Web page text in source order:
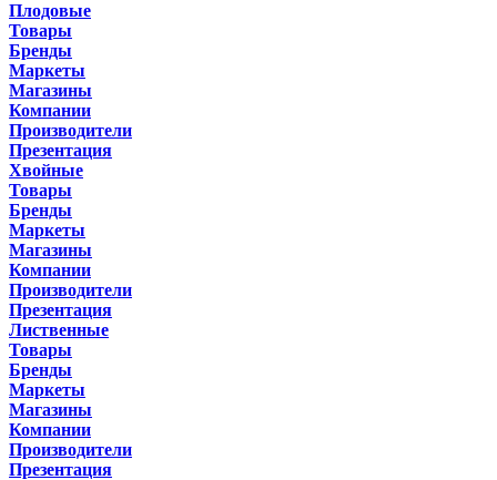
Плодовые
Товары
Бренды
Маркеты
Магазины
Компании
Производители
Презентация
Хвойные
Товары
Бренды
Маркеты
Магазины
Компании
Производители
Презентация
Лиственные
Товары
Бренды
Маркеты
Магазины
Компании
Производители
Презентация